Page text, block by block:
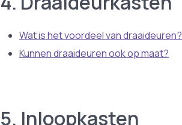
Wat is het voordeel van draaideuren?
Kunnen draaideuren ook op maat?
5. Inloopkasten